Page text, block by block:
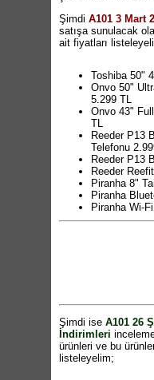
Şimdi A101 3 Mart
satışa sunulacak
ait fiyatları
Toshiba 50"
Onvo 50"
5.299 TL
Onvo 43"
TL
Reeder P13
Telefonu
Reeder P13
Reeder
Piranha 8"
Piranha
Piranha Wi-
Piranha
Kiwi
Arzum
Arzum
Arzum
Arzum Pery
Sinbo
Şimdi ise A101 26
İndirimleri
ürünleri ve bu
listeleyelim;